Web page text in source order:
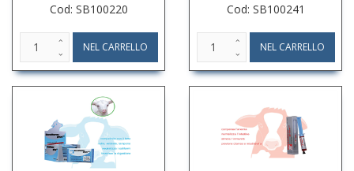
Cod: SB100220 Cod: SB100241